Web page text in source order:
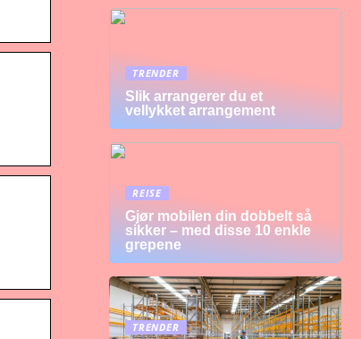
TRENDER
Slik arrangerer du et
vellykket arrangement
REISE
Gjør mobilen din dobbelt så
sikker – med disse 10 enkle
grepene
TRENDER